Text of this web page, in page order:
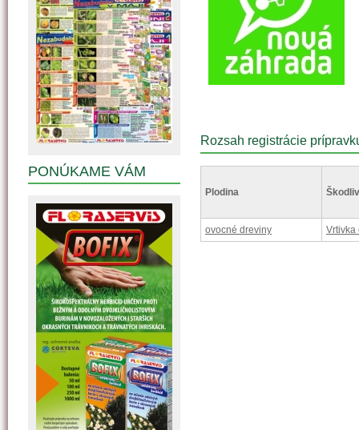
Rozsah registrácie
Plodina
ovocné dreviny Vrtivka
PONÚKAME VÁM